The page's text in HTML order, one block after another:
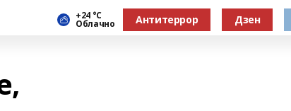
+24 °С
Облачно Антитеррор Дзен